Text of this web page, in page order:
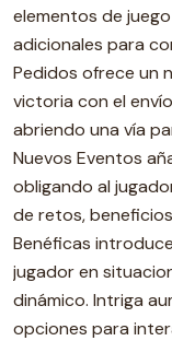
elementos de
adicionales para
Pedidos ofrece un
victoria con el
abriendo una vía
Nuevos Eventos
obligando al
de retos,
Benéficas
jugador en
dinámico. Intriga
opciones para